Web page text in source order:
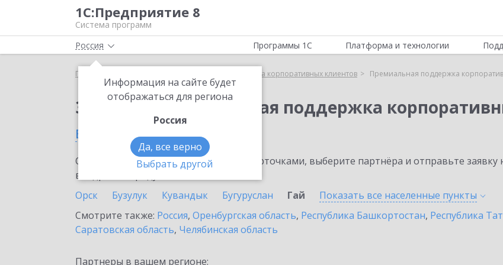
1С:Предприятие 8
Система программ
Россия
Информация на сайте будет
отображаться для региона
Россия
Да, все верно
Выбрать другой
Программы 1С Платформа и технологии
Главная Премиальная поддержка корпоративных клиентов Премиальная поддержка
Заказать Премиальная поддержка
в Гае
Ознакомьтесь с информационными карточками, выберите партнёра и отправьте заявку
внедрение продукта.
Орск
Бузулук Кувандык Бугуруслан Гай Показать все населенные пункты
Смотрите также: Россия, Оренбургская область, Республика Башкортостан, Республика
Саратовская область, Челябинская область
Партнеры в вашем регионе: